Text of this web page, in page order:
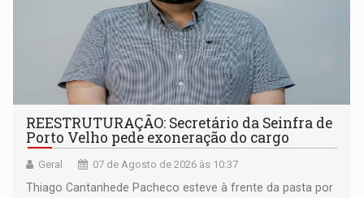
REESTRUTURAÇÃO: Secretário da Seinfra de
Porto Velho pede exoneração do cargo
Geral 07 de Agosto de 2026 às 10:37
Thiago Cantanhede Pacheco esteve à frente da pasta por